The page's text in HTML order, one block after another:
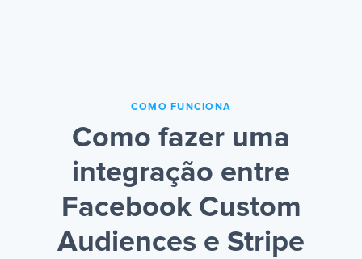
COMO FUNCIONA
Como fazer uma
integração entre
Facebook Custom
Audiences e Stripe